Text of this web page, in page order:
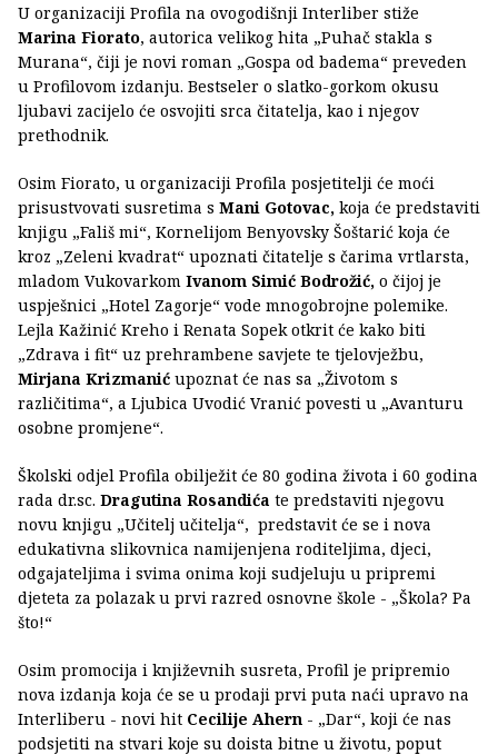
U organizaciji Profila na ovogodišnji Interliber stiže
Marina Fiorato, autorica velikog hita „Puhač stakla s
Murana“, čiji je novi roman „Gospa od badema“ preveden
u Profilovom izdanju. Bestseler o slatko-gorkom okusu
ljubavi zacijelo će osvojiti srca čitatelja, kao i njegov
prethodnik.
Osim Fiorato, u organizaciji Profila posjetitelji će moći
prisustvovati susretima s Mani Gotovac, koja će predstaviti
knjigu „Fališ mi“, Kornelijom Benyovsky Šoštarić koja će
kroz „Zeleni kvadrat“ upoznati čitatelje s čarima vrtlarsta,
mladom Vukovarkom Ivanom Simić Bodrožić, o čijoj je
uspješnici „Hotel Zagorje“ vode mnogobrojne polemike.
Lejla Kažinić Kreho i Renata Sopek otkrit će kako biti
„Zdrava i fit“ uz prehrambene savjete te tjelovježbu,
Mirjana Krizmanić upoznat će nas sa „Životom s
različitima“, a Ljubica Uvodić Vranić povesti u „Avanturu
osobne promjene“.
Školski odjel Profila obilježit će 80 godina života i 60 godina
rada dr.sc. Dragutina Rosandića te predstaviti njegovu
novu knjigu „Učitelj učitelja“, predstavit će se i nova
edukativna slikovnica namijenjena roditeljima, djeci,
odgajateljima i svima onima koji sudjeluju u pripremi
djeteta za polazak u prvi razred osnovne škole - „Škola? Pa
što!“
Osim promocija i književnih susreta, Profil je pripremio
nova izdanja koja će se u prodaji prvi puta naći upravo na
Interliberu - novi hit Cecilije Ahern - „Dar“, koji će nas
podsjetiti na stvari koje su doista bitne u životu, poput